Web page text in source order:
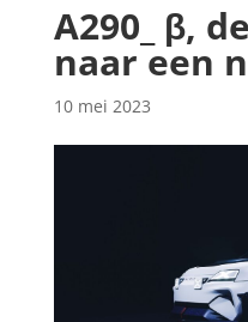
A290_ β,
naar een
10 mei 2023